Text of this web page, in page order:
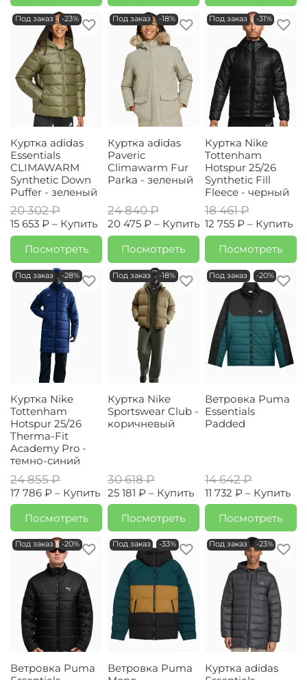
Под заказ -23%
Куртка adidas
Essentials
CLIMAWARM
Synthetic Down
Puffer - зеленый
20 302 ₽
15 653 ₽ – Купить
Посмотреть
Под заказ -18%
Куртка adidas
Paveric
Climawarm Fur
Parka - зеленый
24 840 ₽
20 475 ₽ – Купить
Посмотреть
Под заказ -31%
Куртка Nike
Tottenham
Hotspur 25/26
Synthetic Fill
Fleece - черный
18 461 ₽
12 755 ₽ – Купить
Посмотреть
Под заказ -28%
Куртка Nike
Tottenham
Hotspur 25/26
Therma-Fit
Academy Pro -
темно-синий
24 855 ₽
17 786 ₽ – Купить
Посмотреть
Под заказ -18%
Куртка Nike
Sportswear Club -
коричневый
30 618 ₽
25 181 ₽ – Купить
Посмотреть
Под заказ -20%
Ветровка Puma
Essentials
Padded
14 642 ₽
11 732 ₽ – Купить
Посмотреть
Под заказ -20%
Ветровка Puma
Под заказ -33%
Ветровка Puma
Под заказ -23%
Куртка adidas